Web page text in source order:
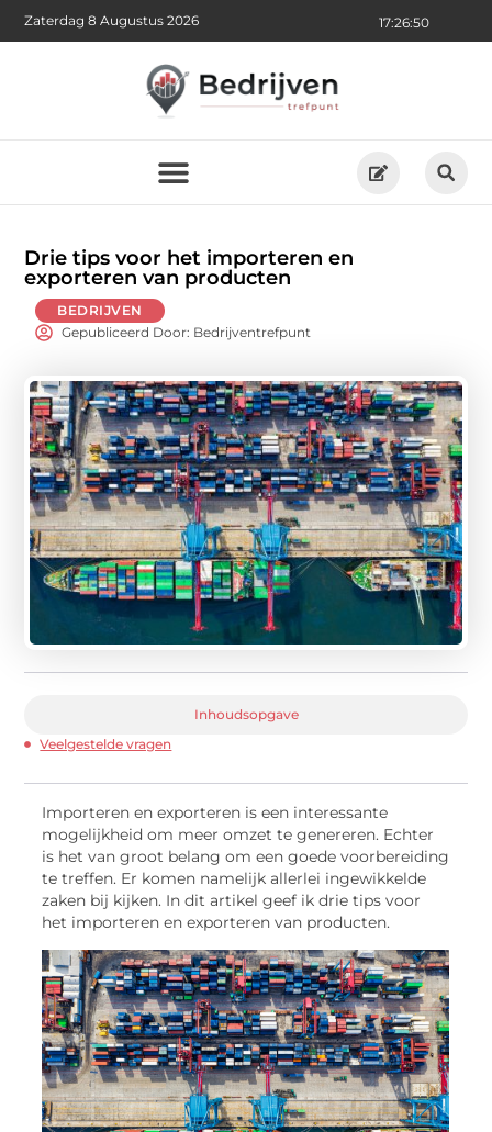
17:26:52
Zaterdag 8 Augustus 2026
Drie tips voor het importeren en
exporteren van producten
BEDRIJVEN
Gepubliceerd Door: Bedrijventrefpunt
Inhoudsopgave
Veelgestelde vragen
Importeren en exporteren is een interessante
mogelijkheid om meer omzet te genereren. Echter
is het van groot belang om een goede voorbereiding
te treffen. Er komen namelijk allerlei ingewikkelde
zaken bij kijken. In dit artikel geef ik drie tips voor
het importeren en exporteren van producten.